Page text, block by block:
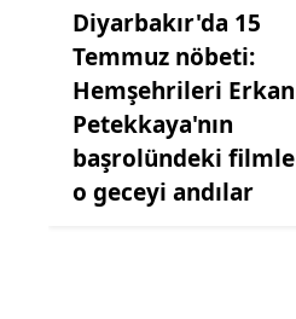
Diyarbakır'da 15
Temmuz nöbeti:
Hemşehrileri Erkan
Petekkaya'nın
başrolündeki filmle
o geceyi andılar